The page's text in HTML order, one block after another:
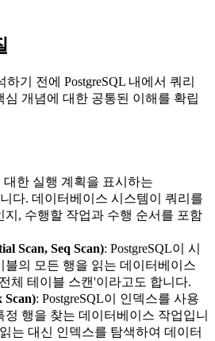
기 전에 PostgreSQL 내에서 쿼리
개념에 대한 공통된 이해를 확립
대한 실행 계획을 표시하는
니다. 데이터베이스 시스템이 쿼리를
지, 수행할 작업과 수행 순서를 포함
Scan, Seq Scan): PostgreSQL이 시
블의 모든 행을 읽는 데이터베이스
체 테이블 스캔'이라고도 합니다.
Scan): PostgreSQL이 인덱스를 사용
행을 찾는 데이터베이스 작업입니
는 대신 인덱스를 탐색하여 데이터